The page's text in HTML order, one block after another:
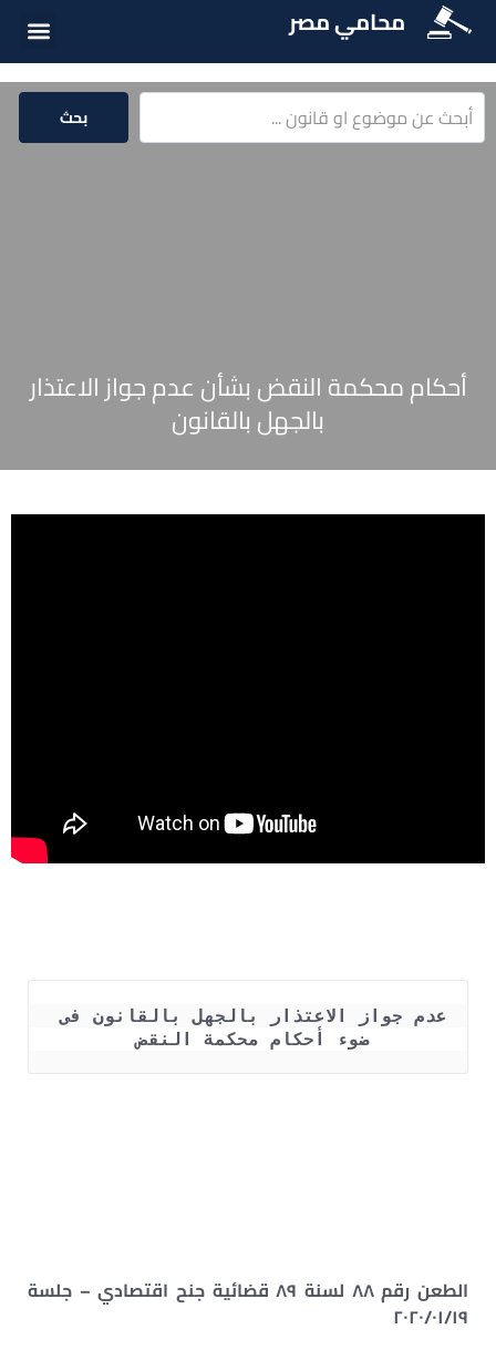
محامي مصر
بحث
أحكام محكمة النقض بشأن عدم جواز الاعتذار
بالجهل بالقانون
عدم جواز الاعتذار بالجهل بالقانون فى
ضوء أحكام محكمة النقض
الطعن رقم ٨٨ لسنة ٨٩ قضائية جنح اقتصادي – جلسة
٢٠٢٠/٠١/١٩